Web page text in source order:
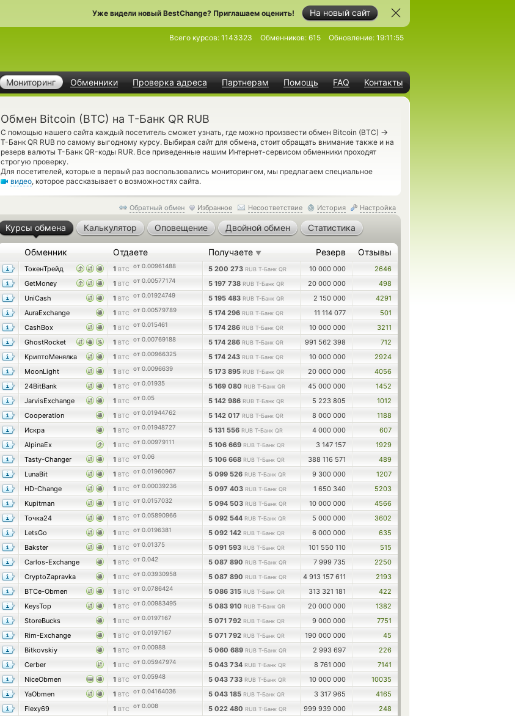
На новый сайт
Уже видели новый BestChange? Приглашаем оценить!
Мониторинг Обменники Проверка адреса Партнерам Помощь FAQ Контакты
Всего курсов: 1143323 Обменников: 615 Обновление: 19:11:55
Обмен Bitcoin (BTC) на Т-Банк QR RUB
С помощью нашего сайта каждый посетитель сможет узнать, где можно произвести обмен Bitcoin (BTC) →
Т-Банк QR RUB по самому выгодному курсу. Выбирая сайт для обмена, стоит обращать внимание также и на
резерв валюты Т-Банк QR-коды RUR. Все приведенные нашим Интернет-сервисом обменники проходят
строгую проверку.
Для посетителей, которые в первый раз воспользовались мониторингом, мы предлагаем специальное
видео, которое рассказывает о возможностях сайта.
Обратный обмен Избранное Несоответствие История Настройка
Курсы обмена Калькулятор Оповещение Двойной обмен Статистика
Обменник Отдаете Получаете ▼ Резерв Отзывы
ТокенТрейд 1 BTC от 0.00961488 5 200 273 RUB Т-Банк QR 10 000 000
2646
GetMoney
1 BTC от 0.00577174 5 197 738 RUB Т-Банк QR 20 000 000
498
UniCash
1 BTC от 0.01924749 5 195 483 RUB Т-Банк QR 2 150 000
4291
AuraExchange
1 BTC от 0.00579789 5 174 296 RUB Т-Банк QR 11 114 077
501
CashBox
1 BTC от 0.015461 5 174 286 RUB Т-Банк QR 10 000 000
3211
GhostRocket
1 BTC от 0.00769188 5 174 286 RUB Т-Банк QR 991 562 398
712
КриптоМенялка
1 BTC от 0.00966325 5 174 243 RUB Т-Банк QR 10 000 000
2924
MoonLight
1 BTC от 0.0096639 5 173 895 RUB Т-Банк QR 20 000 000
4056
24BitBank
1 BTC от 0.01935 5 169 080 RUB Т-Банк QR 45 000 000
1452
JarvisExchange
1 BTC от 0.05 5 142 986 RUB Т-Банк QR 5 223 805
1012
Cooperation
1 BTC от 0.01944762 5 142 017 RUB Т-Банк QR 8 000 000
1188
Искра
1 BTC от 0.01948727 5 131 556 RUB Т-Банк QR 4 000 000
607
AlpinaEx
1 BTC от 0.00979111 5 106 669 RUB Т-Банк QR 3 147 157
1929
Tasty-Changer
1 BTC от 0.06 5 106 668 RUB Т-Банк QR 388 116 571
489
LunaBit
1 BTC от 0.01960967 5 099 526 RUB Т-Банк QR 9 300 000
1207
HD-Change
1 BTC от 0.00039236 5 097 403 RUB Т-Банк QR 1 650 340
5203
Kupitman
1 BTC от 0.0157032 5 094 503 RUB Т-Банк QR 10 000 000
4566
Точка24
1 BTC от 0.05890966 5 092 544 RUB Т-Банк QR 5 000 000
3602
LetsGo
1 BTC от 0.0196381 5 092 142 RUB Т-Банк QR 6 000 000
635
Bakster
1 BTC от 0.01375 5 091 593 RUB Т-Банк QR 101 550 110
515
Carlos-Exchange
1 BTC от 0.042 5 087 890 RUB Т-Банк QR 7 999 735
2250
CryptoZapravka
1 BTC от 0.03930958 5 087 890 RUB Т-Банк QR 4 913 157 611
2193
BTCe-Obmen
1 BTC от 0.0786424 5 086 315 RUB Т-Банк QR 313 321 181
422
KeysTop
1 BTC от 0.00983495 5 083 910 RUB Т-Банк QR 20 000 000
1382
StoreBucks
1 BTC от 0.0197167 5 071 792 RUB Т-Банк QR 9 000 000
7751
Rim-Exchange
1 BTC от 0.0197167 5 071 792 RUB Т-Банк QR 190 000 000
45
Bitkovskiy
1 BTC от 0.00988 5 060 689 RUB Т-Банк QR 2 993 697
226
Cerber
1 BTC от 0.05947974 5 043 734 RUB Т-Банк QR 8 761 000
7141
NiceObmen
1 BTC от 0.05948 5 043 733 RUB Т-Банк QR 10 000 000
10035
YaObmen
1 BTC от 0.04164036 5 043 185 RUB Т-Банк QR 3 317 965
4165
Flexy69
1 BTC от 0.008 5 022 480 RUB Т-Банк QR 999 939 000
248